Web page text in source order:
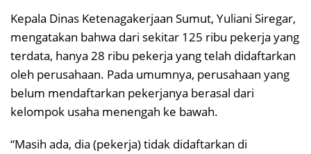
Kepala Dinas Ketenagakerjaan Sumut, Yuliani Siregar,
mengatakan bahwa dari sekitar 125 ribu pekerja yang
terdata, hanya 28 ribu pekerja yang telah didaftarkan
oleh perusahaan. Pada umumnya, perusahaan yang
belum mendaftarkan pekerjanya berasal dari
kelompok usaha menengah ke bawah.
“Masih ada, dia (pekerja) tidak didaftarkan di